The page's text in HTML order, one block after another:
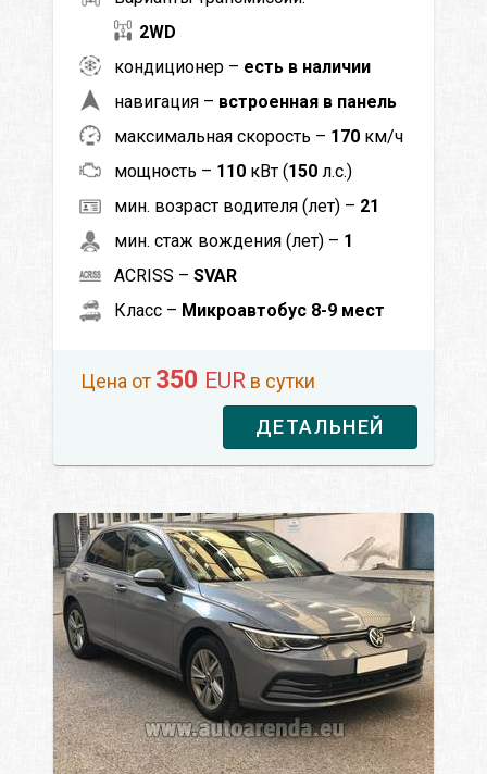
2WD
кондиционер – есть в наличии
навигация – встроенная в панель
максимальная скорость – 170 км/ч
мощность – 110 кВт (150 л.с.)
мин. возраст водителя (лет) – 21
мин. стаж вождения (лет) – 1
ACRISS – SVAR
Класс – Микроавтобус 8-9 мест
Цена от 350 EUR в сутки
ДЕТАЛЬНЕЙ